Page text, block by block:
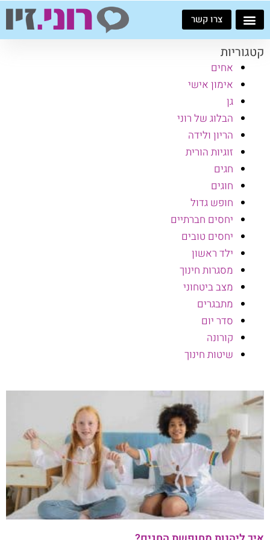
דילוג
לתוכן
צרו קשר
קטגוריות
אחים
אימון אישי
גן
הבלוג של רוני
הריון ולידה
זוגיות הורית
חגים
חוגים
חופש גדול
יחסים חברתיים
יחסים טובים
ילד ראשון
מסגרות חינוך
מצב ביטחוני
מתבגרים
סדר יום
קורונה
שיטות חינוך